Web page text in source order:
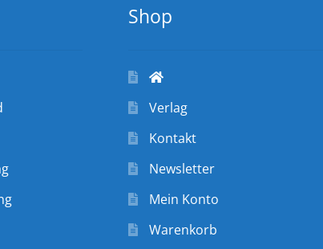
Shop
Verlag
Kontakt
Newsletter
Mein Konto
Warenkorb